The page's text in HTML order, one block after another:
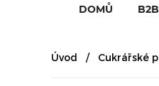
DOMŮ
Úvod Cukrářské